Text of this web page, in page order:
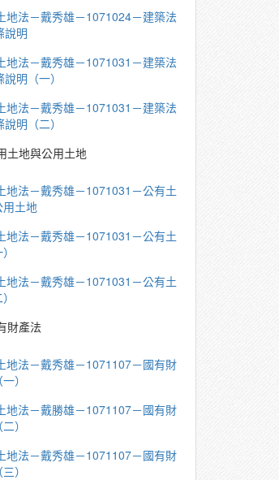
地法－戴秀雄－1071024－建築法
說明
地法－戴秀雄－1071031－建築法
明（一）
地法－戴秀雄－1071031－建築法
明（二）
土地與公用土地
地法－戴秀雄－1071031－公有土
用土地
地法－戴秀雄－1071031－公有土
地法－戴秀雄－1071031－公有土
財產法
地法－戴秀雄－1071107－國有財
）
地法－戴勝雄－1071107－國有財
）
地法－戴秀雄－1071107－國有財
）